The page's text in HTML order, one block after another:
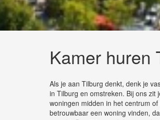
Kamer huren
Als je aan Tilburg denkt, denk je
in Tilburg en omstreken. Bij ons zit
woningen midden in het centrum
betrouwbaar een woning vinden,